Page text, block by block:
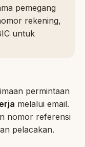
pemegang
rekening,
untuk
permintaan
melalui email.
nomor referensi
pelacakan.